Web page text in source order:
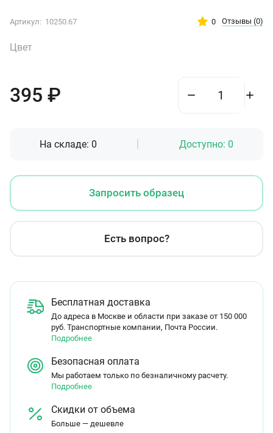
Артикул: 10250.67 0 Отзывы (0)
Цвет
395 ₽
На складе: 0 Доступно: 0
Запросить образец
Есть вопрос?
Бесплатная доставка
До адреса в Москве и области при заказе от 150 000
руб. Транспортные компании, Почта России.
Подробнее
Безопасная оплата
Мы работаем только по безналичному расчету.
Подробнее
Скидки от объема
Больше — дешевле